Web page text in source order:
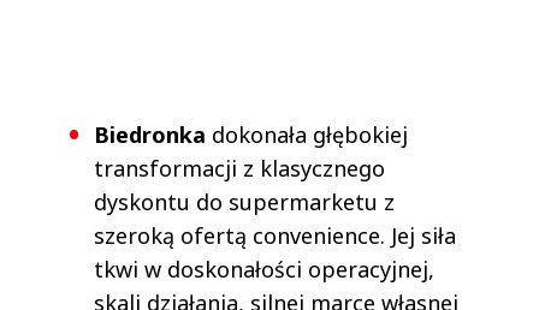
Biedronka dokonała głębokiej
transformacji z klasycznego
dyskontu do supermarketu z
szeroką ofertą convenience. Jej siła
tkwi w doskonałości operacyjnej,
skali działania, silnej marce własnej